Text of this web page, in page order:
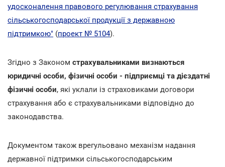
удосконалення правового регулювання страхування
сільськогосподарської продукції з державною
підтримкою" (проект № 5104).
Згідно з Законом страхувальниками визнаються
юридичні особи, фізичні особи - підприємці та дієздатні
фізичні особи, які уклали із страховиками договори
страхування або є страхувальниками відповідно до
законодавства.
Документом також врегульовано механізм надання
державної підтримки сільськогосподарським